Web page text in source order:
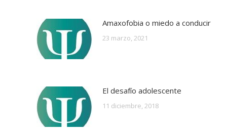
Amaxofobia o miedo a conducir
23 marzo, 2021
El desafío adolescente
11 diciembre, 2018